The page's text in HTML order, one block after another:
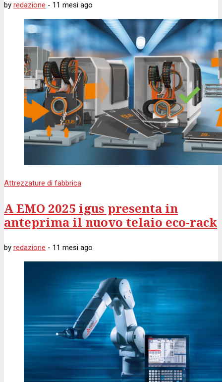
by redazione - 11 mesi ago
Attrezzature di fabbrica
A EMO 2025 igus presenta in
anteprima il nuovo telaio eco-rack
by redazione - 11 mesi ago